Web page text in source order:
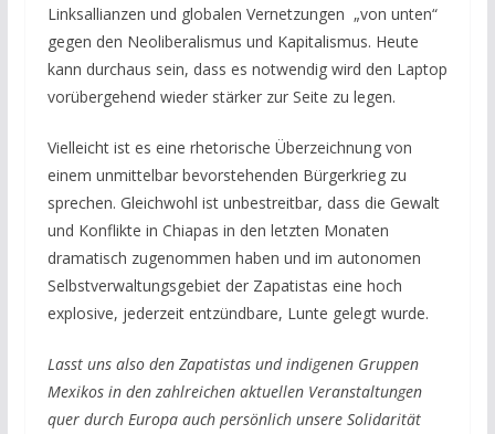
Linksallianzen und globalen Vernetzungen „von unten“
gegen den Neoliberalismus und Kapitalismus. Heute
kann durchaus sein, dass es notwendig wird den Laptop
vorübergehend wieder stärker zur Seite zu legen.
Vielleicht ist es eine rhetorische Überzeichnung von
einem unmittelbar bevorstehenden Bürgerkrieg zu
sprechen. Gleichwohl ist unbestreitbar, dass die Gewalt
und Konflikte in Chiapas in den letzten Monaten
dramatisch zugenommen haben und im autonomen
Selbstverwaltungsgebiet der Zapatistas eine hoch
explosive, jederzeit entzündbare, Lunte gelegt wurde.
Lasst uns also den Zapatistas und indigenen Gruppen
Mexikos in den zahlreichen aktuellen Veranstaltungen
quer durch Europa auch persönlich unsere Solidarität